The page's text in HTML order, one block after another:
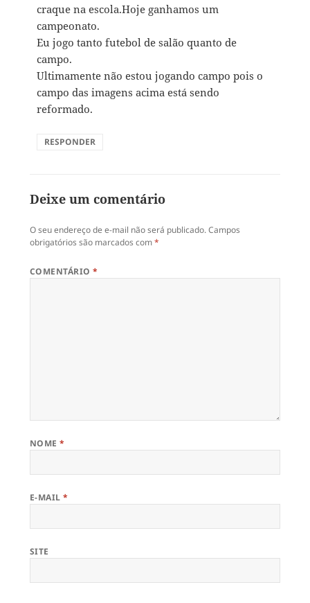
craque na escola.Hoje ganhamos um
campeonato.
Eu jogo tanto futebol de salão quanto de
campo.
Ultimamente não estou jogando campo pois o
campo das imagens acima está sendo
reformado.
RESPONDER
Deixe um comentário
O seu endereço de e-mail não será publicado.Campos
obrigatórios são marcados com*
COMENTÁRIO*
NOME*
E-MAIL*
SITE